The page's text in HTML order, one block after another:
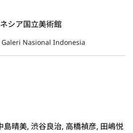
シア国立美術館
Nasional Indonesia
島晴美, 渋谷良治, 高橋禎彦, 田嶋悦